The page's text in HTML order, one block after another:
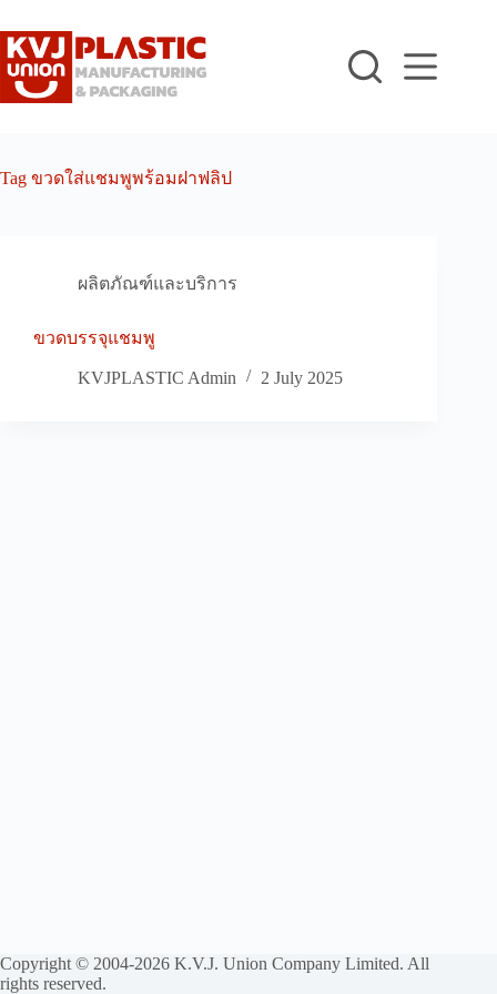
to
content
Tag ขวดใส่แชมพูพร้อมฝาฟลิป
ผลิตภัณฑ์และบริการ
ขวดบรรจุแชมพู
KVJPLASTIC Admin 2 July 2025
Copyright © 2004-2026 K.V.J. Union Company Limited. All
rights reserved.